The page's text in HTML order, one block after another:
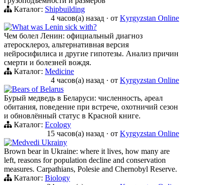
Каталог: Shipbuilding
4 часов(а) назад · от Kyrgyzstan Online
What was Lenin sick with?
Чем болел Ленин: официальный диагноз
атеросклероз, альтернативная версия
нейросифилиса и другие гипотезы. Анализ причин
смерти и болезней вождя.
Каталог: Medicine
4 часов(а) назад · от Kyrgyzstan Online
Bears of Belarus
Бурый медведь в Беларуси: численность, ареал
обитания, поведение при встрече, охотничий сезон
и обновлённый статус в Красной книге.
Каталог: Ecology
15 часов(а) назад · от Kyrgyzstan Online
Medvedi Ukrainy
Brown bear in Ukraine: where it lives, how many are
left, reasons for population decline and conservation
measures. Carpathians, Polesie and Chernobyl Reserve.
Каталог: Biology